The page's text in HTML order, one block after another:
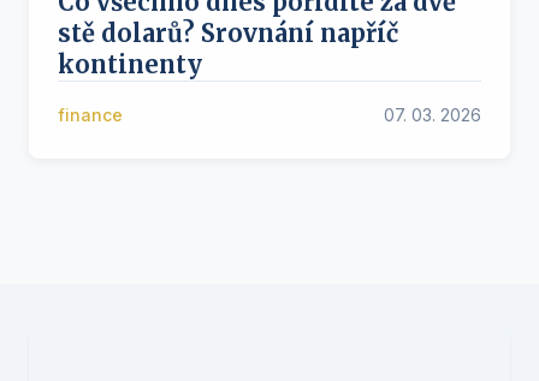
stě dolarů? Srovnání napříč
kontinenty
finance 07. 03. 2026